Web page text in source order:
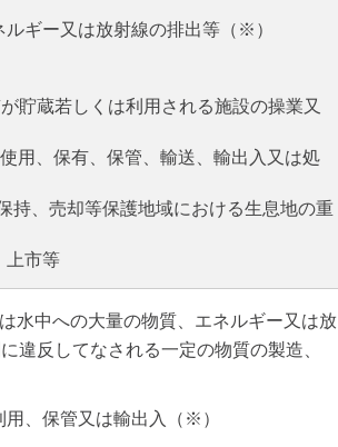
ギー又は放射線の排出等（※）
貯蔵若しくは利用される施設の操業又
用、保有、保管、輸送、輸出入又は処
持、売却等保護地域における生息地の重
上市等
水中への大量の物質、エネルギー又は放
反してなされる一定の物質の製造、
、保管又は輸出入（※）